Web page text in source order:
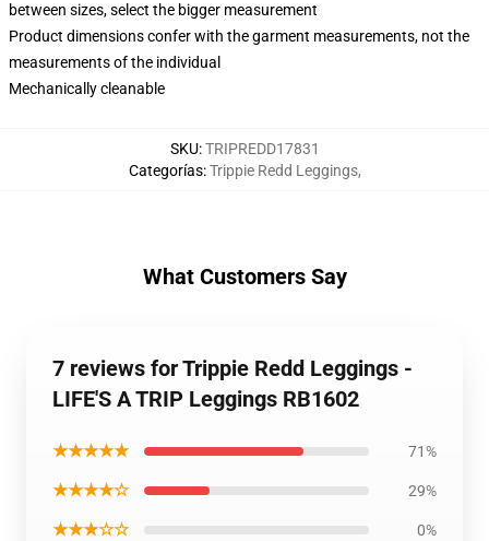
between sizes, select the bigger measurement
Product dimensions confer with the garment measurements, not the
measurements of the individual
Mechanically cleanable
SKU:TRIPREDD17831
Categorías:Trippie Redd Leggings,
What Customers Say
7 reviews for Trippie Redd Leggings -
LIFE'S A TRIP Leggings RB1602
★★★★★ 71%
★★★★☆ 29%
★★★☆☆ 0%